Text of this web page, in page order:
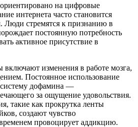
на цифровые
интернета часто становится
стремятся к признанию в
постоянную потребность
активное присутствие в
изменения в работе мозга,
Постоянное использование
систему дофамина —
за ощущение удовольствия.
такие как прокрутка ленты
создают чувство
провоцирует аддикцию.